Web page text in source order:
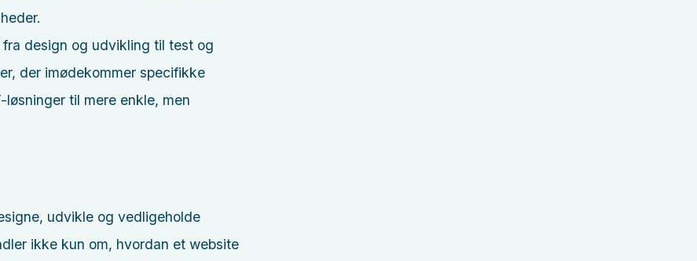
design og udvikling til test og
der imødekommer specifikke
til mere enkle, men
udvikle og vedligeholde
ikke kun om, hvordan et website